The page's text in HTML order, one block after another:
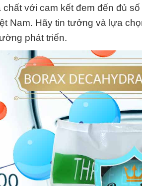
với cam kết đem đến đủ
Nam. Hãy tin tưởng và lựa
phát triển.